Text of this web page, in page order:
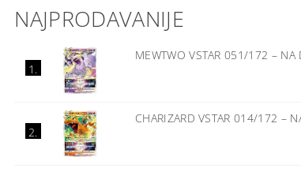
NAJPRODAVANIJE
1.
MEWTWO VSTAR 051/172 – NA
2.
CHARIZARD VSTAR 014/172 –